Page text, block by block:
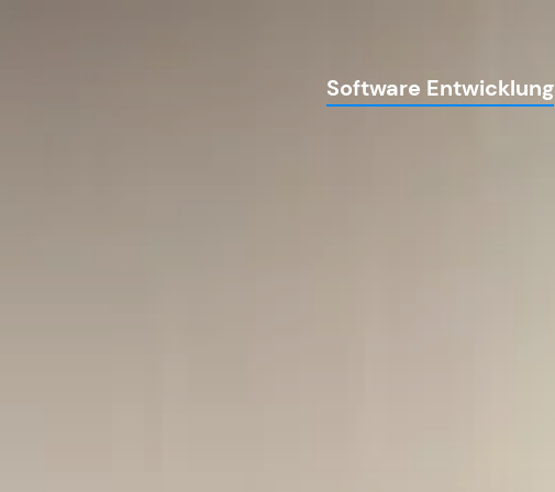
Software Entwicklung